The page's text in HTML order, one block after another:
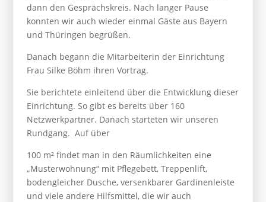
dann den Gesprächskreis. Nach langer Pause
konnten wir auch wieder einmal Gäste aus Bayern
und Thüringen begrüßen.
Danach begann die Mitarbeiterin der Einrichtung
Frau Silke Böhm ihren Vortrag.
Sie berichtete einleitend über die Entwicklung dieser
Einrichtung. So gibt es bereits über 160
Netzwerkpartner. Danach starteten wir unseren
Rundgang. Auf über
100 m² findet man in den Räumlichkeiten eine
„Musterwohnung“ mit Pflegebett, Treppenlift,
bodengleicher Dusche, versenkbarer Gardinenleiste
und viele andere Hilfsmittel, die wir auch